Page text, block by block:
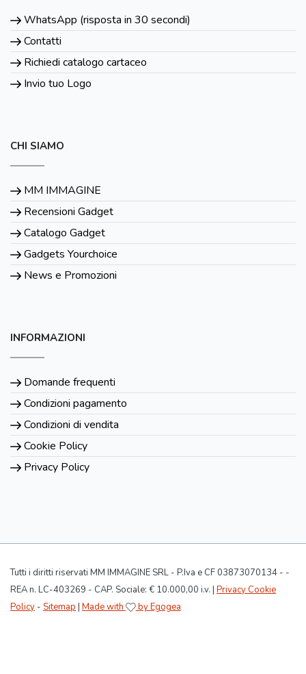
WhatsApp (risposta in 30 secondi)
Contatti
Richiedi catalogo cartaceo
Invio tuo Logo
CHI SIAMO
MM IMMAGINE
Recensioni Gadget
Catalogo Gadget
Gadgets Yourchoice
News e Promozioni
INFORMAZIONI
Domande frequenti
Condizioni pagamento
Condizioni di vendita
Cookie Policy
Privacy Policy
Tutti i diritti riservati MM IMMAGINE SRL - P.Iva e CF 03873070134 - -
REA n. LC-403269 - CAP. Sociale: € 10.000,00 i.v. | Privacy Cookie
Policy - Sitemap | Made with by Egogea